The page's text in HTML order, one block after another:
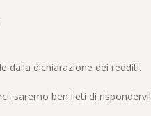
dalla dichiarazione dei redditi.
saremo ben lieti di rispondervi!